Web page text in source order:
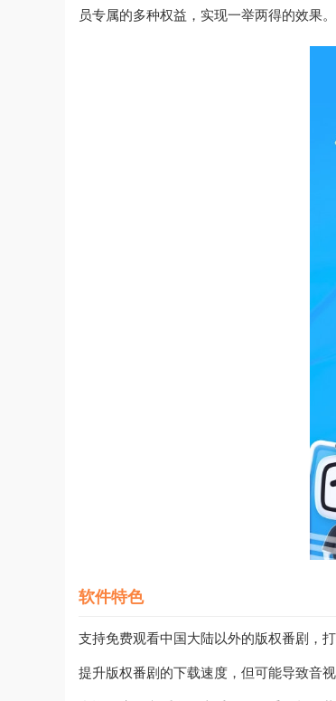
员专属的多种权益，实现一举两得的效果
软件特色
支持免费观看中国大陆以外的版权番剧，
提升版权番剧的下载速度，但可能导致音视